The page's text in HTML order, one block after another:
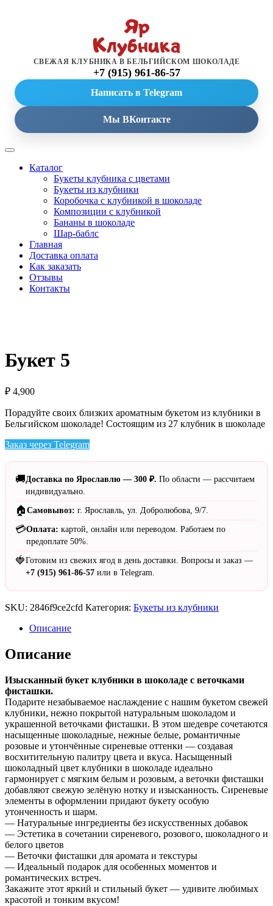
СВЕЖАЯ КЛУБНИКА В БЕЛЬГИЙСКОМ ШОКОЛАДЕ
+7 (915) 961-86-57
Написать в Telegram
Мы ВКонтакте
Каталог
Букеты клубника с цветами
Букеты из клубники
Коробочка с клубникой в шоколаде
Композиции с клубникой
Бананы в шоколаде
Шар-баблс
Главная
Доставка оплата
Как заказать
Отзывы
Контакты
Букет 5
₽ 4,900
Порадуйте своих близких ароматным букетом из клубники в
Бельгийском шоколаде! Состоящим из 27 клубник в шоколаде
Заказ через Telegram
🚚Доставка по Ярославлю — 300 ₽. По области — рассчитаем
индивидуально.
🏠 Самовывоз: г. Ярославль, ул. Добролюбова, 9/7.
💳Оплата: картой, онлайн или переводом. Работаем по
предоплате 50%.
🍓Готовим из свежих ягод в день доставки. Вопросы и заказ —
+7 (915) 961-86-57 или в Telegram.
SKU: 2846f9ce2cfd Категория: Букеты из клубники
Описание
Описание
Изысканный букет клубники в шоколаде с веточками
фисташки.
Подарите незабываемое наслаждение с нашим букетом свежей
клубники, нежно покрытой натуральным шоколадом и
украшенной веточками фисташки. В этом шедевре сочетаются
насыщенные шоколадные, нежные белые, романтичные
розовые и утончённые сиреневые оттенки — создавая
восхитительную палитру цвета и вкуса. Насыщенный
шоколадный цвет клубники в шоколаде идеально
гармонирует с мягким белым и розовым, а веточки фисташки
добавляют свежую зелёную нотку и изысканность. Сиреневые
элементы в оформлении придают букету особую
утонченность и шарм.
— Натуральные ингредиенты без искусственных добавок
— Эстетика в сочетании сиреневого, розового, шоколадного и
белого цветов
— Веточки фисташки для аромата и текстуры
— Идеальный подарок для особенных моментов и
романтических встреч.
Закажите этот яркий и стильный букет — удивите любимых
красотой и тонким вкусом!